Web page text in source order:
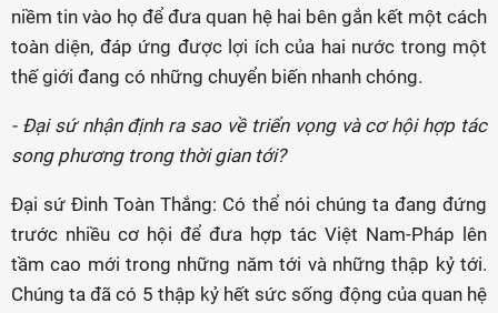
niềm tin vào họ để đưa quan hệ hai bên gắn kết một cách
toàn diện, đáp ứng được lợi ích của hai nước trong một
thế giới đang có những chuyển biến nhanh chóng.
- Đại sứ nhận định ra sao về triển vọng và cơ hội hợp tác
song phương trong thời gian tới?
Đại sứ Đinh Toàn Thắng: Có thể nói chúng ta đang đứng
trước nhiều cơ hội để đưa hợp tác Việt Nam-Pháp lên
tầm cao mới trong những năm tới và những thập kỷ tới.
Chúng ta đã có 5 thập kỷ hết sức sống động của quan hệ